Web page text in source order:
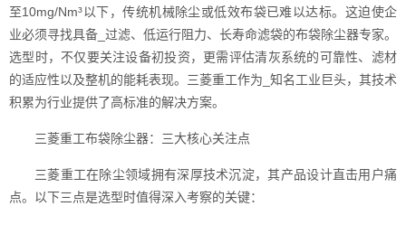
至10mg/Nm³以下，传统机械除尘或低效布袋已难以达标。这迫使企
业必须寻找具备_过滤、低运行阻力、长寿命滤袋的布袋除尘器专家。
选型时，不仅要关注设备初投资，更需评估清灰系统的可靠性、滤材
的适应性以及整机的能耗表现。三菱重工作为_知名工业巨头，其技术
积累为行业提供了高标准的解决方案。
三菱重工布袋除尘器：三大核心关注点
三菱重工在除尘领域拥有深厚技术沉淀，其产品设计直击用户痛
点。以下三点是选型时值得深入考察的关键：